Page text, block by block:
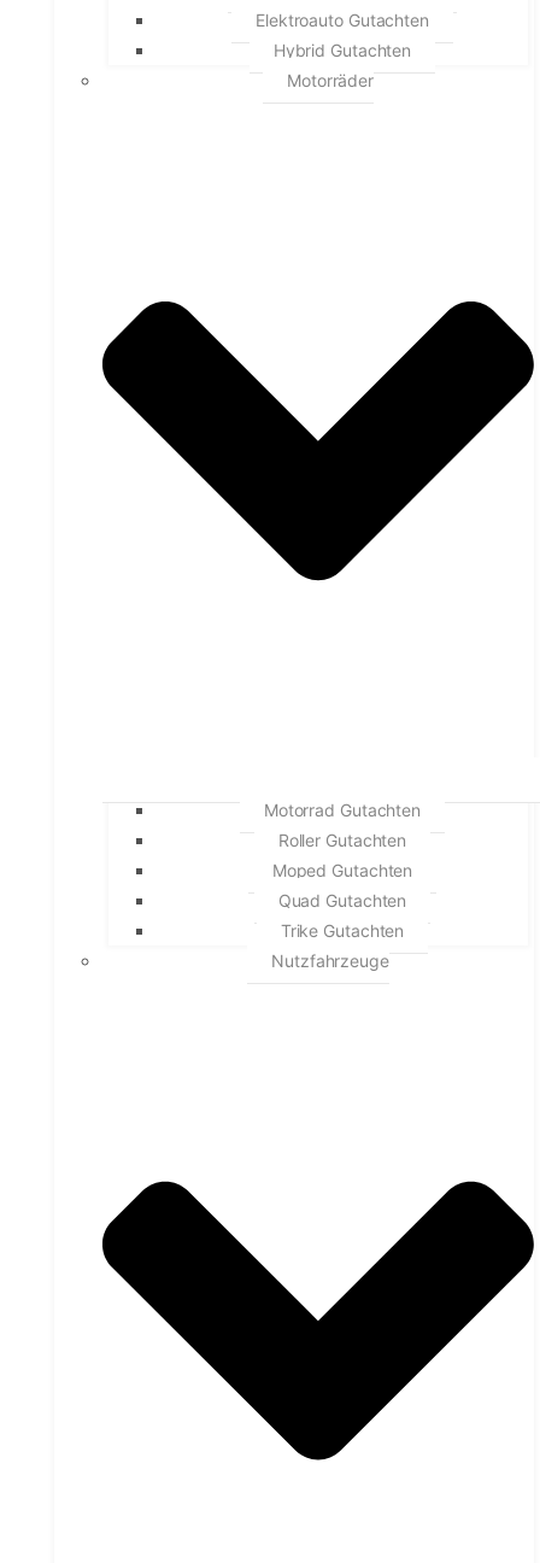
Elektroauto Gutachten
Hybrid Gutachten
Motorräder
Motorrad Gutachten
Roller Gutachten
Moped Gutachten
Quad Gutachten
Trike Gutachten
Nutzfahrzeuge